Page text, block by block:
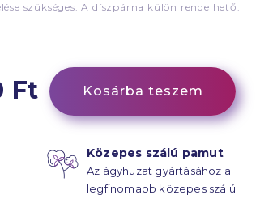
szükséges. A díszpárna külön rendelhető.
Ft Kosárba teszem
Közepes szálú pamut
Az ágyhuzat gyártásához a
legfinomabb közepes szálú